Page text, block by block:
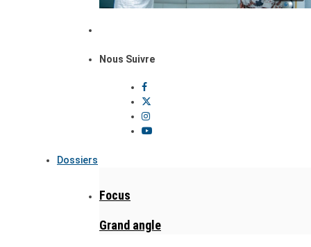
Nous Suivre
Dossiers
Focus
Grand angle